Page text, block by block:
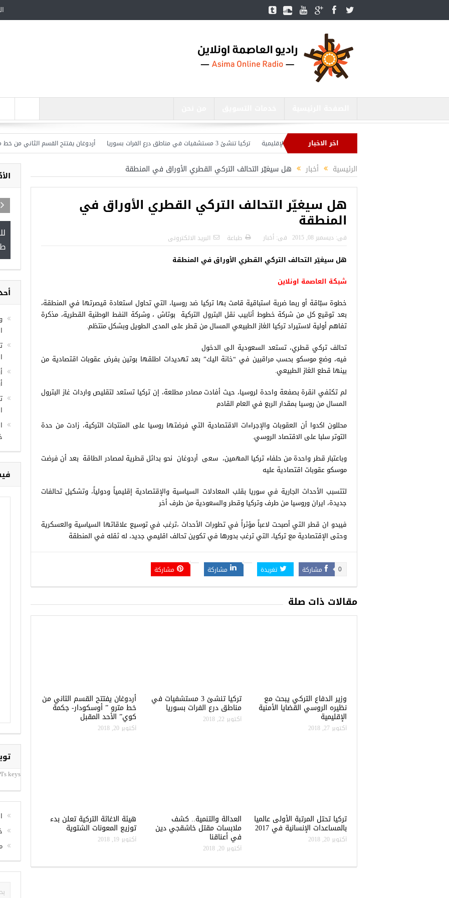
اخر الاخبار
الدفاع التركي يبحث مع نظيره الروسي القضايا الأمنية الإقليمية تركيا تنشئ 3 مستشفيات في مناطق درع الفرات بسوريا
أردوغان يفتتح القسم الثاني من خط
بصدد إنهاء الاستعدادات لشنّ عملية جديدة في سوريا.. وأردوغان يحذّر
الرئيسية أخبار هل سيغيّر التحالف التركي القطري الأوراق في المنطقة
هل سيغيّر التحالف التركي القطري الأوراق في
المنطقة
فى: ديسمبر 08, 2015 فى: أخبار طباعة البريد الالكترونى
هل سيغيّر التحالف التركي القطري الأوراق في المنطقة
شبكة العاصمة اونلاين
خطوة سبّاقة أو ربما ضربة استباقية قامت بها تركيا ضد روسيا، التي تحاول استعادة قيصرتها في المنطقة،
بعد توقيع كل من شركة خطوط أنابيب نقل البترول التركية بوتاش ، وشركة النفط الوطنية القطرية، مذكرة
تفاهم أولية لاستيراد تركيا الغاز الطبيعي المسال من قطر على المدى الطويل وبشكل منتظم.
تحالف تركي قطري، تستعد السعودية الى الدخول
فيه، وضع موسكو بحسب مراقبين في “خانة اليك” بعد تهديدات اطلقها بوتين بفرض عقوبات اقتصادية من
بينها قطع الغاز الطبيعي.
لم تكتفي انقرة بصفعة واحدة لروسيا، حيث أفادت مصادر مطلعة، إن تركيا تستعد لتقليص واردات غاز البترول
المسال من روسيا بمقدار الربع في العام القادم
محللون اكدوا أن العقوبات والإجراءات الاقتصادية التي فرضتها روسيا على المنتجات التركية، زادت من حدة
التوتر سلبا على الاقتصاد الروسي.
وباعتبار قطر واحدة من حلفاء تركيا المهمين، سعى أردوغان نحو بدائل قطرية لمصادر الطاقة بعد أن فرضت
موسكو عقوبات اقتصادية عليه
لتتسبب الأحداث الجارية في سوريا بقلب المعادلات السياسية والإقتصادية إقليمياً ودولياً، وتشكيل تحالفات
جديدة، ايران وروسيا من طرف وتركيا وقطر والسعودية من طرف أخر
فيبدو ان قطر التي أصبحت لاعباً مؤثراً في تطورات الأحداث ،ترغب في توسيع علاقاتها السياسية والعسكرية
وحتى الإقتصادية مع تركيا، التي ترغب بدورها في تكوين تحالف اقليمي جديد، له ثقله في المنطقة
مشاركة 0 تغريدة مشاركة مشاركة
مقالات ذات صلة
وزير الدفاع التركي يبحث مع
نظيره الروسي القضايا الأمنية
الإقليمية
أكتوبر 27, 2018
تركيا تنشئ 3 مستشفيات في
مناطق درع الفرات بسوريا
أكتوبر 22, 2018
أردوغان يفتتح القسم الثاني من
خط مترو ” أوسكودار- جكمة
كوي” الأحد المقبل
أكتوبر 20, 2018
تركيا تحتل المرتبة الأولى عالميا
بالمساعدات الإنسانية في 2017
أكتوبر 20, 2018
العدالة والتنمية.. كشف
ملابسات مقتل خاشقجي دين
في أعناقنا
أكتوبر 20, 2018
هيئة الاغاثة التركية تعلن بدء
توزيع المعونات الشتوية
أكتوبر 19, 2018
غازي عنتاب
“شاهد بالصور”
رسائل تحذيرية من الشرطة التركية
keys